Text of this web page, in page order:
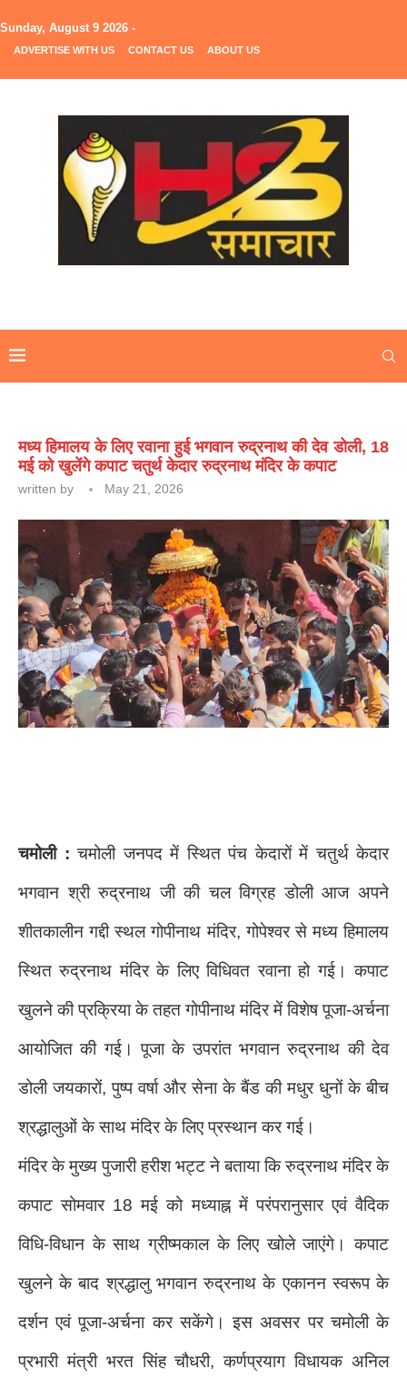
Sunday, August 9 2026 -
ADVERTISE WITH US CONTACT US ABOUT US
मध्य हिमालय के लिए रवाना हुई भगवान रुद्रनाथ की देव डोली, 18
मई को खुलेंगे कपाट चतुर्थ केदार रुद्रनाथ मंदिर के कपाट
written by May 21, 2026
चमोली :चमोली जनपद में स्थित पंच केदारों में चतुर्थ केदार
भगवान श्री रुद्रनाथ जी की चल विग्रह डोली आज अपने
शीतकालीन गद्दी स्थल गोपीनाथ मंदिर, गोपेश्वर से मध्य हिमालय
स्थित रुद्रनाथ मंदिर के लिए विधिवत रवाना हो गई। कपाट
खुलने की प्रक्रिया के तहत गोपीनाथ मंदिर में विशेष पूजा-अर्चना
आयोजित की गई। पूजा के उपरांत भगवान रुद्रनाथ की देव
डोली जयकारों, पुष्प वर्षा और सेना के बैंड की मधुर धुनों के बीच
श्रद्धालुओं के साथ मंदिर के लिए प्रस्थान कर गई।
मंदिर के मुख्य पुजारी हरीश भट्ट ने बताया कि रुद्रनाथ मंदिर के
कपाट सोमवार 18 मई को मध्याह्न में परंपरानुसार एवं वैदिक
विधि-विधान के साथ ग्रीष्मकाल के लिए खोले जाएंगे। कपाट
खुलने के बाद श्रद्धालु भगवान रुद्रनाथ के एकानन स्वरूप के
दर्शन एवं पूजा-अर्चना कर सकेंगे। इस अवसर पर चमोली के
प्रभारी मंत्री भरत सिंह चौधरी, कर्णप्रयाग विधायक अनिल